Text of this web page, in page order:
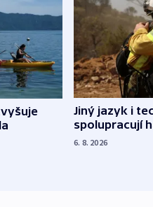
Jiný jazyk i
spolupracují
6. 8. 2026